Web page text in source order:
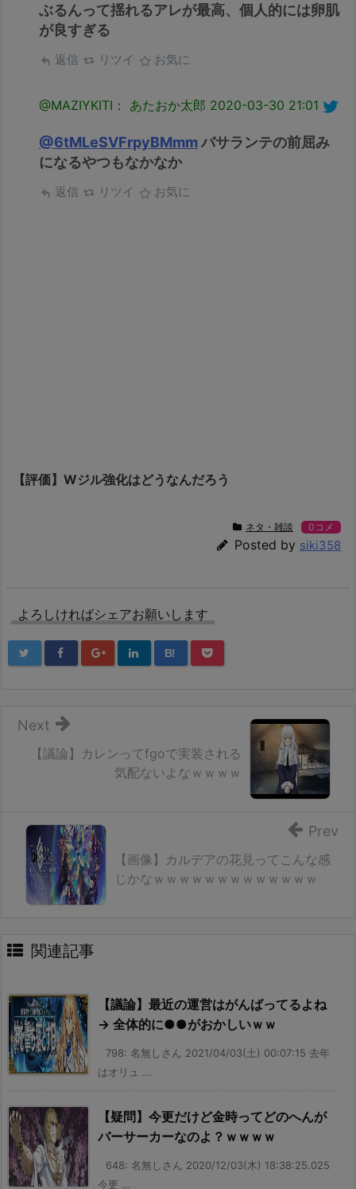
ぶるんって揺れるアレが最高、個人的には卵肌
が良すぎる
返信 リツイ お気に
@MAZIYKITI： あたおか太郎 2020-03-30 21:01
@6tMLeSVFrpyBMmmバサランテの前屈み
になるやつもなかなか
返信 リツイ お気に
【評価】Wジル強化はどうなんだろう
ネタ・雑談 0コメ
Posted by siki358
よろしければシェアお願いします
B!
【議論】カレンってfgoで実装される
気配ないよなｗｗｗｗ
Next
【画像】カルデアの花見ってこんな感
じかなｗｗｗｗｗｗｗｗｗｗｗｗｗ
Prev
関連記事
【議論】最近の運営はがんばってるよね
→ 全体的に●●がおかしいｗｗ
798: 名無しさん 2021/04/03(土) 00:07:15 去年
はオリュ ...
【疑問】今更だけど金時ってどのへんが
バーサーカーなのよ？ｗｗｗｗ
648: 名無しさん 2020/12/03(木) 18:38:25.025
今更 ...